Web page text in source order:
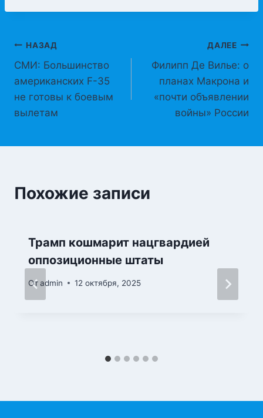
Навигация
по
записям
НАЗАД
СМИ: Большинство
американских F-35
не готовы к боевым
вылетам
ДАЛЕЕ
Филипп Де Вилье: о
планах Макрона и
«почти объявлении
войны» России
Похожие записи
Трамп кошмарит нацгвардией
оппозиционные штаты
Отadmin 12 октября, 2025